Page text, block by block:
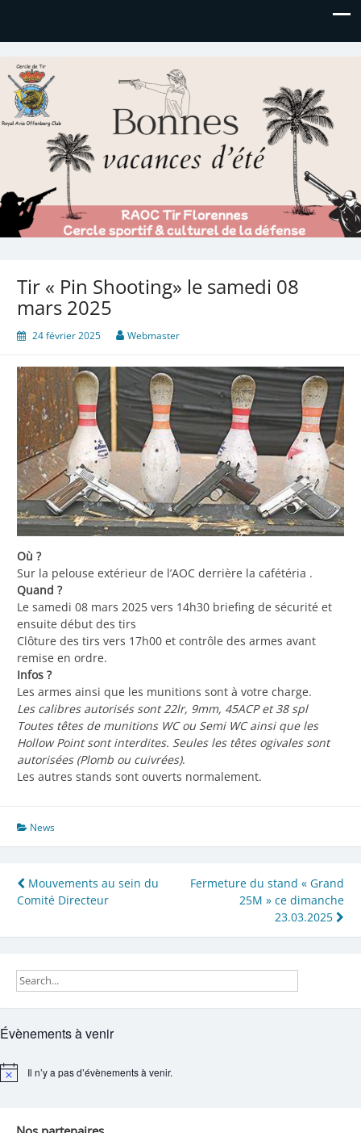
Royal AOC Florennes
Section TIR de l'AVIA
Tir « Pin Shooting» le samedi 08
mars 2025
24 février 2025 Webmaster
Où ?
Sur la pelouse extérieur de l’AOC derrière la cafétéria .
Quand ?
Le samedi 08 mars 2025 vers 14h30 briefing de sécurité et
ensuite début des tirs
Clôture des tirs vers 17h00 et contrôle des armes avant
remise en ordre.
Infos ?
Les armes ainsi que les munitions sont à votre charge.
Les calibres autorisés sont 22lr, 9mm, 45ACP et 38 spl
Toutes têtes de munitions WC ou Semi WC ainsi que les
Hollow Point sont interdites. Seules les têtes ogivales sont
autorisées (Plomb ou cuivrées).
Les autres stands sont ouverts normalement.
News
Navigation
de
l’article
Mouvements au sein du
Comité Directeur
Fermeture du stand « Grand
25M » ce dimanche
23.03.2025
Évènements à venir
Notice Il n’y a pas d’évènements à venir.